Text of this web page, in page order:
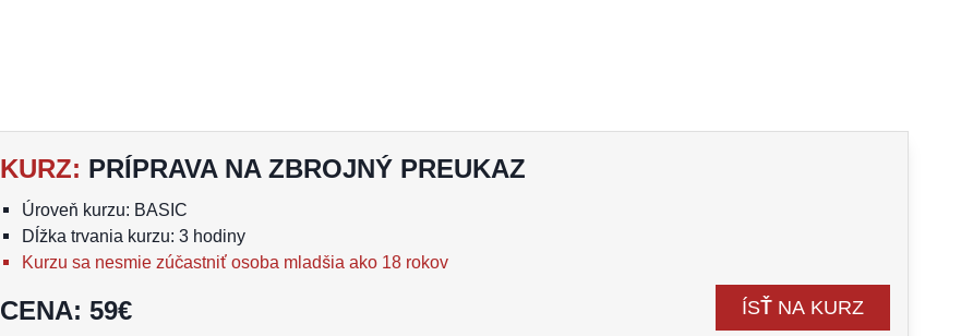
KURZ: PRÍPRAVA NA ZBROJNÝ PREUKAZ
Úroveň kurzu: BASIC
Dĺžka trvania kurzu: 3 hodiny
Kurzu sa nesmie zúčastniť osoba mladšia ako 18 rokov
CENA: 59€ ÍSŤ NA KURZ